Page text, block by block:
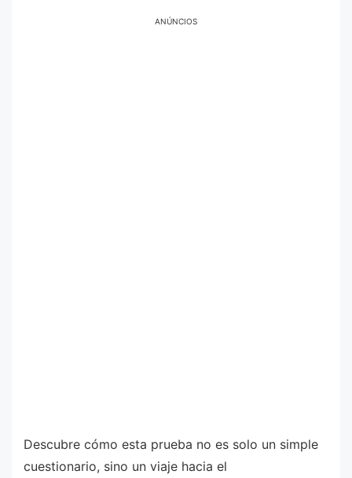
ANÚNCIOS
Descubre cómo esta prueba no es solo un simple
cuestionario, sino un viaje hacia el